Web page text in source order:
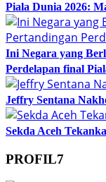
Piala Dunia 2026:
Ini Negara yang
Perdelapan final
Jeffry Sentana
Sekda Aceh
PROFIL7